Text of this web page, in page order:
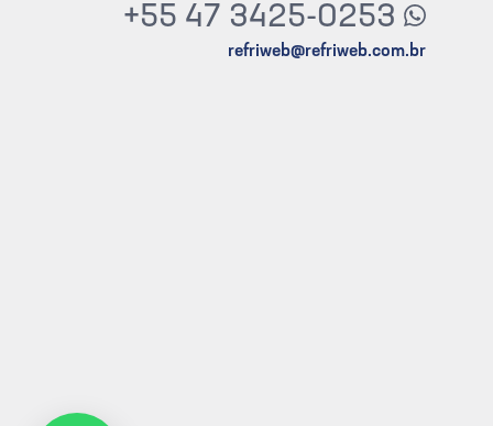
+55 47 3425-0253
refriweb@refriweb.com.br